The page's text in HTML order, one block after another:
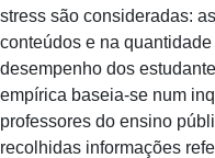
stress são consideradas:
conteúdos e na
desempenho dos
empírica baseia-se num
professores do ensino
recolhidas informações